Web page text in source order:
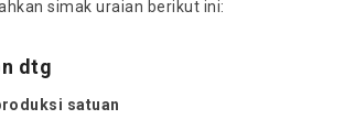
simak uraian berikut ini:
dtg
satuan